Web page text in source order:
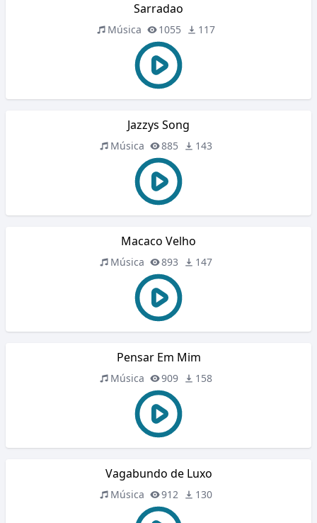
Sarradao
Música 1055 117
Jazzys Song
Música 885 143
Macaco Velho
Música 893 147
Pensar Em Mim
Música 909 158
Vagabundo de Luxo
Música 912 130